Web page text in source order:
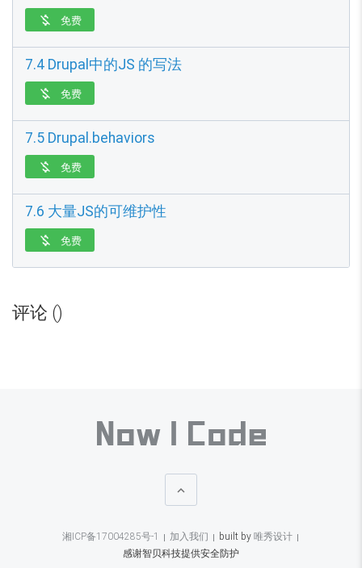
 免费
7.4 Drupal中的JS 的写法
 免费
7.5 Drupal.behaviors
 免费
7.6 大量JS的可维护性
 免费
评论 ()

湘ICP备17004285号-1 加入我们 built by唯秀设计
感谢智贝科技提供安全防护